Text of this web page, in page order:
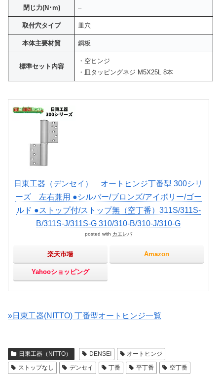
閉じ力(N･m) –
取付穴タイプ 皿穴
本体主要材質 鋼板
標準セット内容
・空ヒンジ
・皿タッピングネジ M5X25L 8本
日東工器（デンセイ） オートヒンジ丁番型 300シリ
ーズ 左右兼用 ●シルバー/ブロンズ/アイボリー/ゴー
ルド ●ストップ付/ストップ無（空丁番）311S/311S-
B/311S-J/311S-G 310/310-B/310-J/310-G
posted with カエレバ
楽天市場 Amazon
Yahooショッピング
»日東工器(NITTO) 丁番型オートヒンジ一覧
日東工器（NITTO） DENSEI
オートヒンジ
ストップなし
デンセイ 丁番 平丁番 空丁番